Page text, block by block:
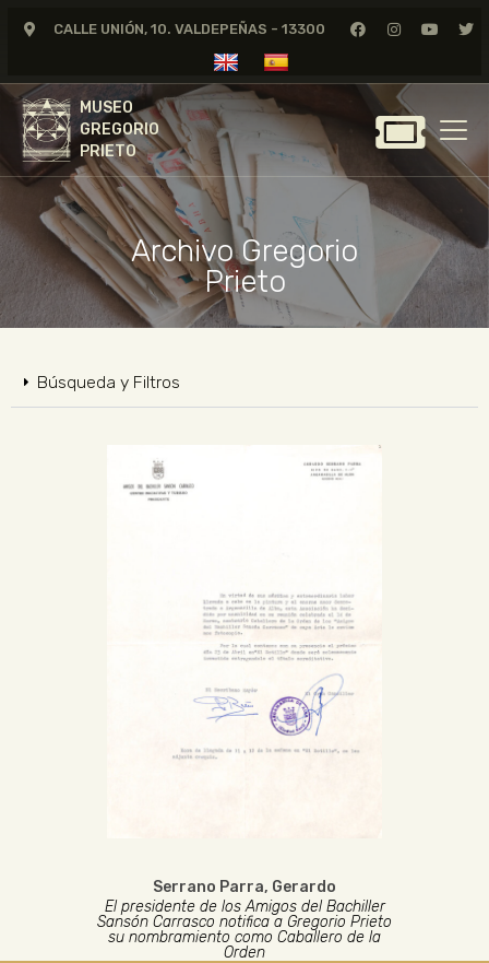
CALLE UNIÓN, 10. VALDEPEÑAS - 13300
MUSEO
GREGORIO
PRIETO
MUSEO
GREGORIO
PRIETO
GREGORIO PRIETO
MUSEO
ARCHIVO
CERTAMEN DE DIBUJO
FUNDACIÓN
NOTICIAS
Archivo Gregorio
Prieto
Búsqueda y Filtros
Serrano Parra, Gerardo
El presidente de los Amigos del Bachiller
Sansón Carrasco notifica a Gregorio Prieto
su nombramiento como Caballero de la
Orden